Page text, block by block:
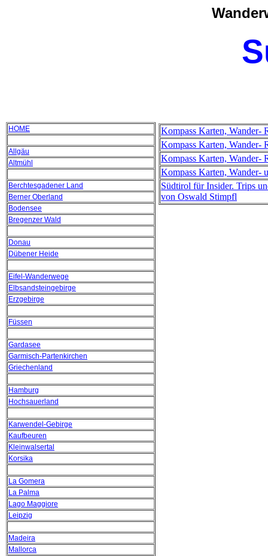
HOME
Allgäu
Altmühl
Berchtesgadener Land
Berner Oberland
Bodensee
Bregenzer Wald
Donau
Dübener Heide
Eifel-Wanderwege
Elbsandsteingebirge
Erzgebirge
Füssen
Gardasee
Garmisch-Partenkirchen
Griechenland
Hamburg
Hochsauerland
Karwendel-Gebirge
Kaufbeuren
Kleinwalsertal
Korsika
La Gomera
La Palma
Lago Maggiore
Leipzig
Madeira
Mallorca
Kompass Karten, Wander-
Kompass Karten, Wander-
Kompass Karten, Wander-
Kompass Karten, Wander-
Südtirol für Insider. Trips
von Oswald Stimpfl